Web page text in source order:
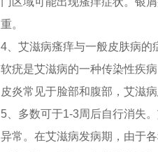
重。
4、艾滋病瘙痒与一般皮肤病的
软疣是艾滋病的一种传染性疾
皮炎常见于脸部和腹部，艾滋
5、多数可于1-3周后自行消失
异常。在艾滋病发病期，由于